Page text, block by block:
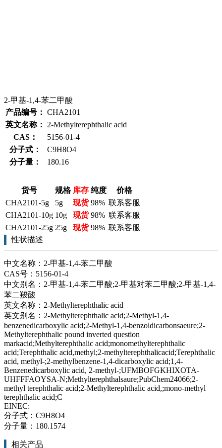
2-甲基-1,4-苯二甲酸
产品编号： CHA2101
英文名称：
2-Methylterephthalic acid
CAS：
5156-01-4
分子式：
C9H8O4
分子量：
180.16
货号 规格 库存 纯度
价格
CHA2101-5g
5g 现货 98% 联系客服
CHA2101-10g 10g 现货 98% 联系客服
CHA2101-25g 25g 现货 98% 联系客服
性状描述
中文名称：2-甲基-1,4-苯二甲酸
CAS号：5156-01-4
中文别名：2-甲基-1,4-苯二甲酸;2-甲基对苯二甲酸;2-甲基-1,4-
苯二羧酸
英文名称：2-Methylterephthalic acid
英文别名：2-Methylterephthalic acid;2-Methyl-1,4-
benzenedicarboxylic acid;2-Methyl-1,4-benzoldicarbonsaeure;2-
Methylterephthalic pound inverted question
markacid;Methylterephthalic acid;monomethylterephthalic
acid;Terephthalic acid,methyl;2-methylterephthalicacid;Terephthalic
acid, methyl-;2-methylbenzene-1,4-dicarboxylic acid;1,4-
Benzenedicarboxylic acid, 2-methyl-;UFMBOFGKHIXOTA-
UHFFFAOYSA-N;Methylterephthalsaure;PubChem24066;2-
methyl terephthalic acid;2-Methylterephthalic acid,;mono-methyl
terephthalic acid;C
EINEC:
分子式：C9H8O4
分子量：180.1574
相关产品